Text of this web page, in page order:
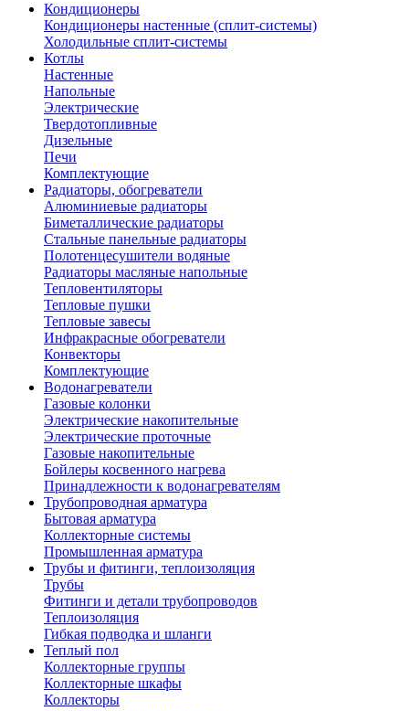
Кондиционеры
Кондиционеры настенные (сплит-системы)
Холодильные сплит-системы
Котлы
Настенные
Напольные
Электрические
Твердотопливные
Дизельные
Печи
Комплектующие
Радиаторы, обогреватели
Алюминиевые радиаторы
Биметаллические радиаторы
Стальные панельные радиаторы
Полотенцесушители водяные
Радиаторы масляные напольные
Тепловентиляторы
Тепловые пушки
Тепловые завесы
Инфракрасные обогреватели
Конвекторы
Комплектующие
Водонагреватели
Газовые колонки
Электрические накопительные
Электрические проточные
Газовые накопительные
Бойлеры косвенного нагрева
Принадлежности к водонагревателям
Трубопроводная арматура
Бытовая арматура
Коллекторные системы
Промышленная арматура
Трубы и фитинги, теплоизоляция
Трубы
Фитинги и детали трубопроводов
Теплоизоляция
Гибкая подводка и шланги
Теплый пол
Коллекторные группы
Коллекторные шкафы
Коллекторы